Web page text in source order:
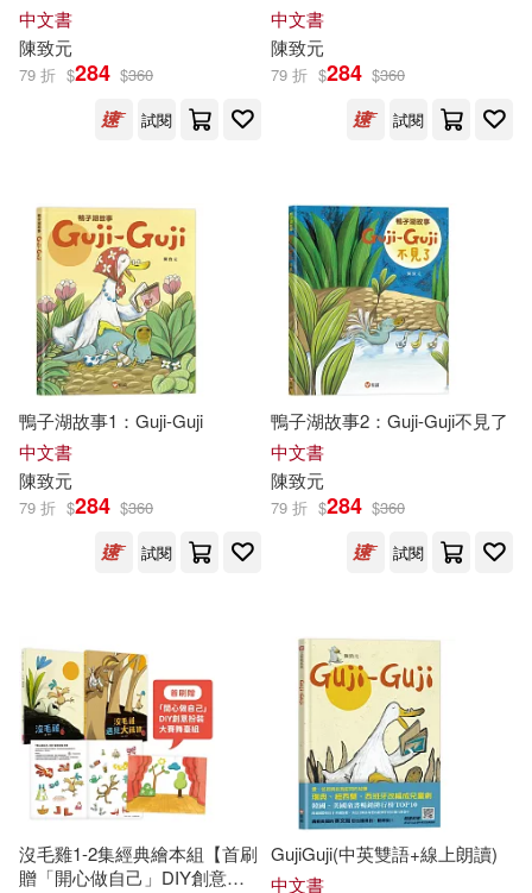
電子書
適合平板閱讀(11)
其他 (可複選)
現在可購買商品(53)
作者/演唱/譯/編/繪(74)
價格
範圍
中文書
陳致元
79 折 $284 $360
試閱
中文書
陳致元
79 折 $284 $360
試閱
鴨子湖故事1：Guji-Guji
中文書
陳致元
79 折 $284 $360
試閱
鴨子湖故事2：Guji-Guji不見了
中文書
陳致元
79 折 $284 $360
試閱
沒毛雞1-2集經典繪本組【首刷
贈「開心做自己」DIY創意扮
GujiGuji(中英雙語+線上朗讀)
中文書